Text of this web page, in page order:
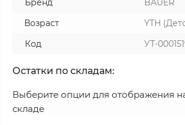
Бренд
BAUER
Возраст
YTH
Код
УТ-
Остатки по складам:
Выберите опции для отображения
складе